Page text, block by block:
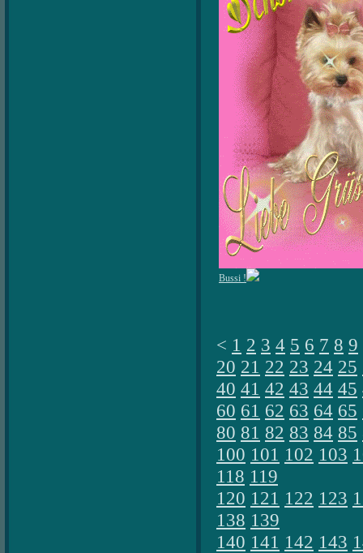
Bussi !
< 1 2 3 4 5 6 7 8 9
20 21 22 23 24 25
40 41 42 43 44 45
60 61 62 63 64 65
80 81 82 83 84 85
100 101 102 103
118 119
120 121 122 123
138 139
140 141 142 143